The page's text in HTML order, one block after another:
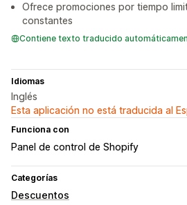
Ofrece promociones por tiempo
constantes
Contiene texto traducido
Idiomas
Inglés
Esta aplicación no está traducida al
Funciona con
Panel de control de Shopify
Categorías
Descuentos